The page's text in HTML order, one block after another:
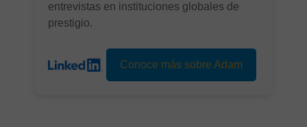
entrevistas en instituciones globales de
prestigio.
Conoce más sobre Adam